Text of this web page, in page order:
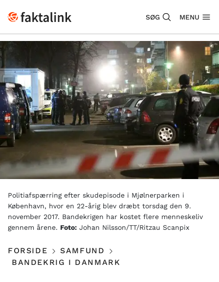
SØG MENU
Politiafspærring efter skudepisode i Mjølnerparken i
København, hvor en 22-årig blev dræbt torsdag den 9.
november 2017. Bandekrigen har kostet flere menneskeliv
gennem årene. Foto: Johan Nilsson/TT/Ritzau Scanpix
FORSIDE
SAMFUND
BANDEKRIG I DANMARK